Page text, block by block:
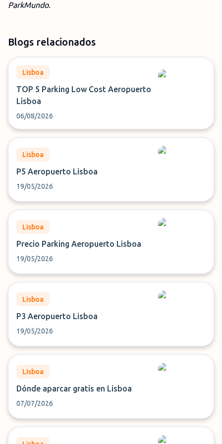
ParkMundo.
Blogs relacionados
Lisboa
TOP 5 Parking Low Cost Aeropuerto
Lisboa
06/08/2026
Lisboa
P5 Aeropuerto Lisboa
19/05/2026
Lisboa
Precio Parking Aeropuerto Lisboa
19/05/2026
Lisboa
P3 Aeropuerto Lisboa
19/05/2026
Lisboa
Dónde aparcar gratis en Lisboa
07/07/2026